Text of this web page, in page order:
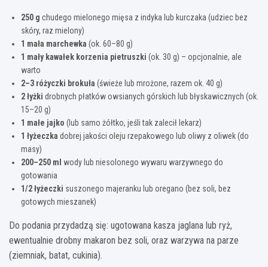
250 g chudego mielonego mięsa z indyka lub kurczaka (udziec bez
skóry, raz mielony)
1 mała marchewka (ok. 60–80 g)
1 mały kawałek korzenia pietruszki (ok. 30 g) – opcjonalnie, ale
warto
2–3 różyczki brokuła (świeże lub mrożone, razem ok. 40 g)
2 łyżki drobnych płatków owsianych górskich lub błyskawicznych (ok.
15–20 g)
1 małe jajko (lub samo żółtko, jeśli tak zalecił lekarz)
1 łyżeczka dobrej jakości oleju rzepakowego lub oliwy z oliwek (do
masy)
200–250 ml wody lub niesolonego wywaru warzywnego do
gotowania
1/2 łyżeczki suszonego majeranku lub oregano (bez soli, bez
gotowych mieszanek)
Do podania przydadzą się: ugotowana kasza jaglana lub ryż,
ewentualnie drobny makaron bez soli, oraz warzywa na parze
(ziemniak, batat, cukinia).